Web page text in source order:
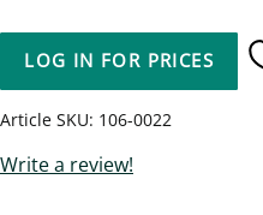
LOG IN FOR PRICES
Article SKU 106-0022
Write a review!